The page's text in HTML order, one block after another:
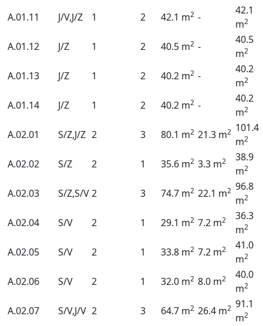
A.01.11 J/V,J/Z 1 2 42.1 m2 -
42.1
m2
A.01.12 J/Z 1 2 40.5 m2 -
40.5
m2
A.01.13 J/Z 1 2 40.2 m2 -
40.2
m2
A.01.14 J/Z 1 2 40.2 m2 -
40.2
m2
A.02.01 S/Z,J/Z 2 3 80.1 m2 21.3 m2 101.4
m2
A.02.02 S/Z 2 1 35.6 m2 3.3 m2
38.9
m2
A.02.03 S/Z,S/V2 3 74.7 m2 22.1 m2 96.8
m2
A.02.04 S/V 2 1 29.1 m2 7.2 m2
36.3
m2
A.02.05 S/V 2 1 33.8 m2 7.2 m2
41.0
m2
A.02.06 S/V 2 1 32.0 m2 8.0 m2
40.0
m2
A.02.07 S/V,J/V 2 3 64.7 m2 26.4 m2 91.1
m2